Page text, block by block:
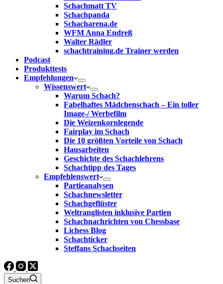
Schachmatt TV
Schachpanda
Schacharena.de
WFM Anna Endreß
Walter Rädler
schachtraining.de Trainer werden
Podcast
Produkttests
Empfehlungen
Wissenswert
Warum Schach?
Fabelhaftes Mädchenschach – Ein toller
Image-/ Werbefilm
Die Weizenkornlegende
Fairplay im Schach
Die 10 größten Vorteile von Schach‎
Hausarbeiten
Geschichte des Schachlehrens
Schachtipp des Tages
Empfehlenswert
Partieanalysen
Schachnewsletter
Schachgeflüster
Weltranglisten inklusive Partien
Schachnachrichten von Chessbase
Lichess Blog
Schachticker
Steffans Schachseiten
Suchen